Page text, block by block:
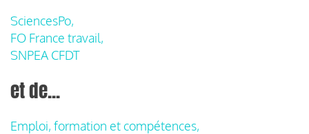
SciencesPo,
FO France travail,
SNPEA CFDT
et de...
Emploi, formation et compétences,